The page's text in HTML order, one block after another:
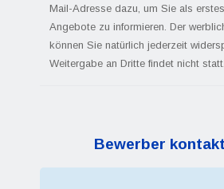
Mail-Adresse dazu, um Sie als
Angebote zu informieren. Der
können Sie natürlich jederzeit
Weitergabe an Dritte findet nicht statt.
Bewerber